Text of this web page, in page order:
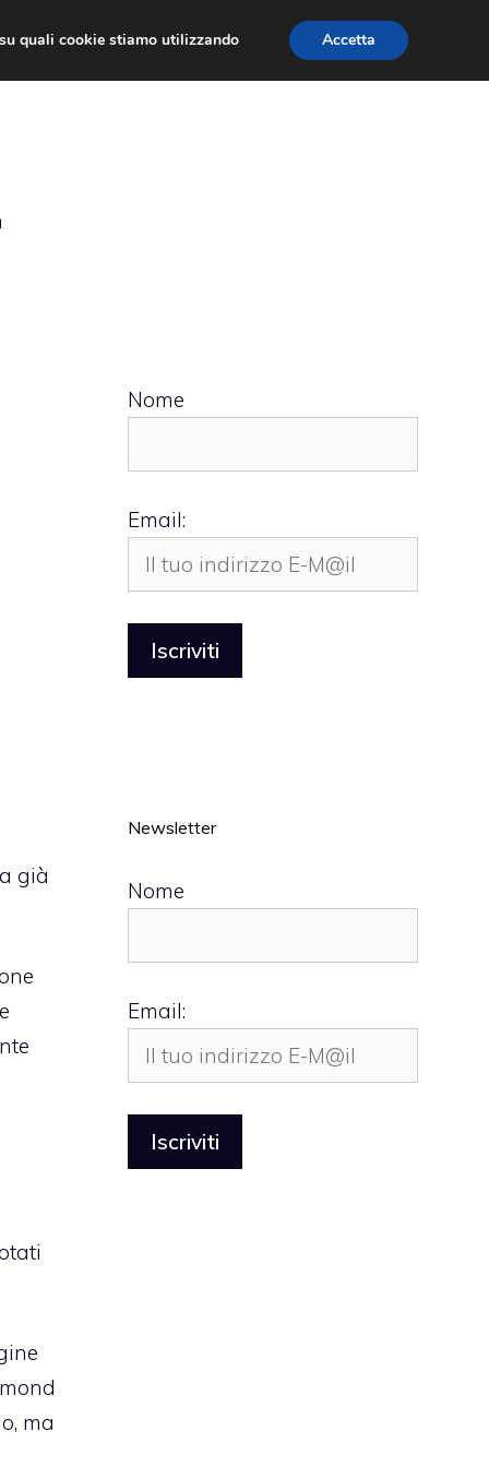
già
ma
Nome
Email:
Newsletter
Nome
Email:
quali cookie stiamo utilizzando Accetta